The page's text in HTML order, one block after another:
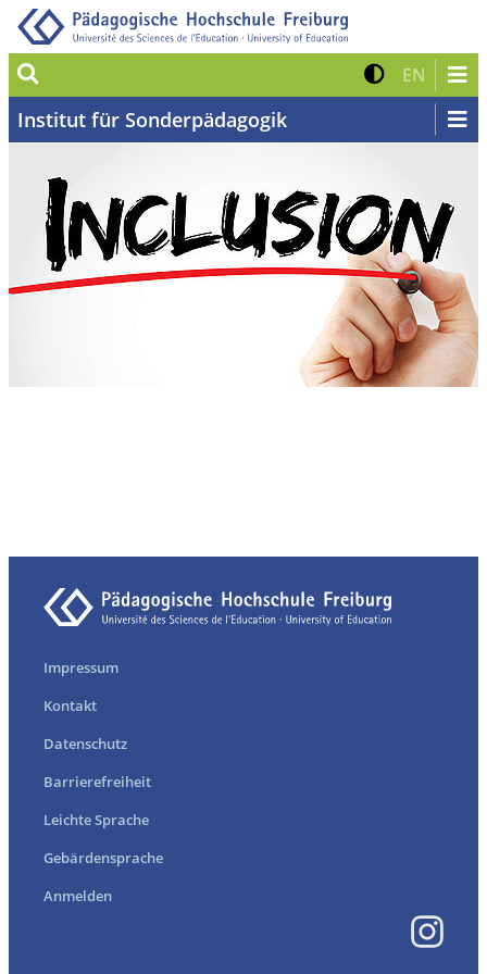
Suche Kontrast
EN Zur
Institut für Sonderpädagogik
Impressum
Kontakt
Datenschutz
Barrierefreiheit
Leichte Sprache
Gebärdensprache
Anmelden